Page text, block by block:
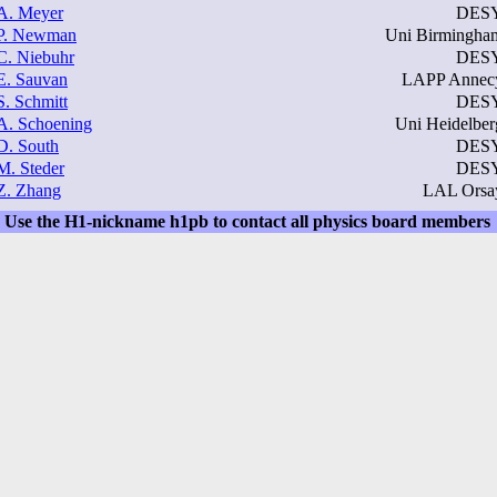
Meyer
Newman
Uni
Niebuhr
Sauvan
LAPP
Schmitt
Schoening
Uni
South
Steder
Zhang
LAL
Use the H1-nickname h1pb to contact all physics board members